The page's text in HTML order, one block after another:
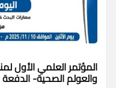
المؤتمر العلمي الأول
والعولم الصحية- الدفعة